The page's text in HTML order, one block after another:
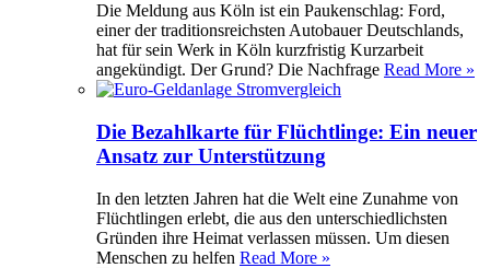
Die Meldung aus Köln ist ein Paukenschlag: Ford,
einer der traditionsreichsten Autobauer Deutschlands,
hat für sein Werk in Köln kurzfristig Kurzarbeit
angekündigt. Der Grund? Die Nachfrage Read More »
Die Bezahlkarte für Flüchtlinge: Ein neuer
Ansatz zur Unterstützung
In den letzten Jahren hat die Welt eine Zunahme von
Flüchtlingen erlebt, die aus den unterschiedlichsten
Gründen ihre Heimat verlassen müssen. Um diesen
Menschen zu helfen Read More »